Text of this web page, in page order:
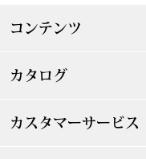
コンテンツ
カタログ
カスタマーサービス